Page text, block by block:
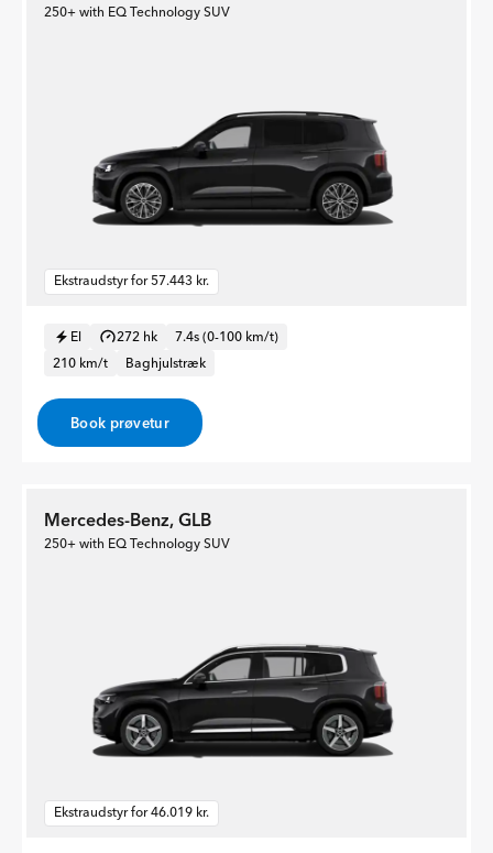
250+ with EQ Technology SUV
Ekstraudstyr for 57.443 kr.
El 272 hk
7.4s (0-100 km/t)
210 km/t
Baghjulstræk
Book prøvetur
Mercedes-Benz, GLB
250+ with EQ Technology SUV
Ekstraudstyr for 46.019 kr.